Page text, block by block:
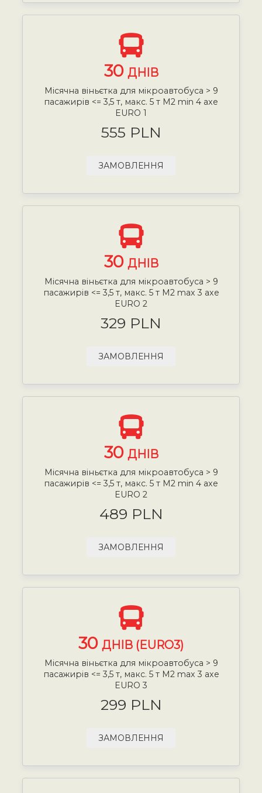
30 ДНІВ
Місячна віньєтка для мікроавтобуса > 9
пасажирів <= 3,5 т, макс. 5 т М2 min 4 axe
EURO 1
555 PLN
ЗАМОВЛЕННЯ
30 ДНІВ
Місячна віньєтка для мікроавтобуса > 9
пасажирів <= 3,5 т, макс. 5 т М2 max 3 axe
EURO 2
329 PLN
ЗАМОВЛЕННЯ
30 ДНІВ
Місячна віньєтка для мікроавтобуса > 9
пасажирів <= 3,5 т, макс. 5 т М2 min 4 axe
EURO 2
489 PLN
ЗАМОВЛЕННЯ
30 ДНІВ (EURO3)
Місячна віньєтка для мікроавтобуса > 9
пасажирів <= 3,5 т, макс. 5 т М2 max 3 axe
EURO 3
299 PLN
ЗАМОВЛЕННЯ